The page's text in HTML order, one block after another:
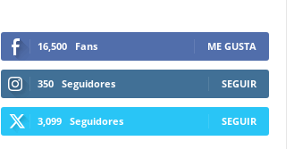
16,500 Fans ME GUSTA
350 Seguidores SEGUIR
3,099 Seguidores SEGUIR